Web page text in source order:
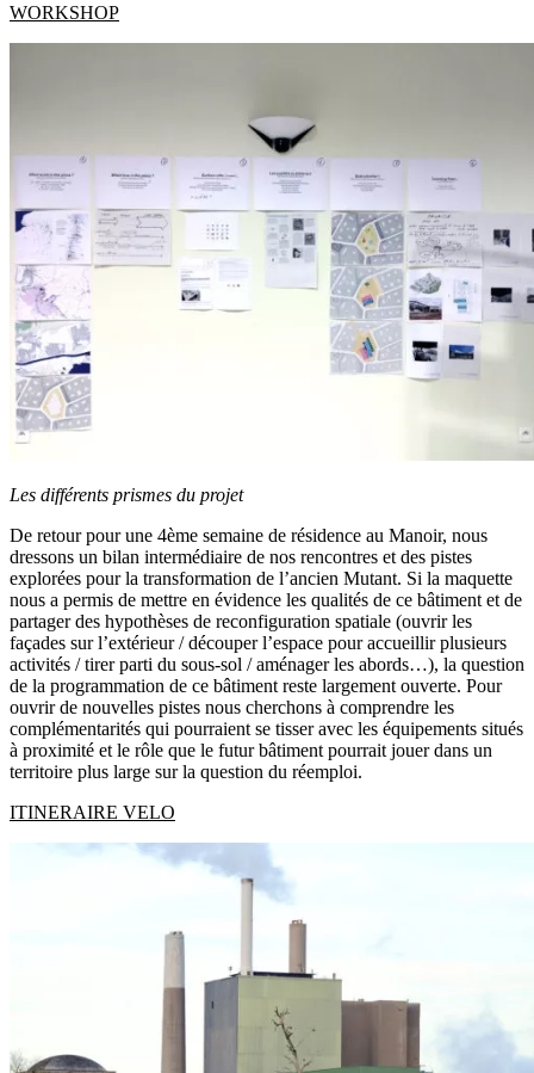
WORKSHOP
Les différents prismes du projet
De retour pour une 4ème semaine de résidence au Manoir, nous
dressons un bilan intermédiaire de nos rencontres et des pistes
explorées pour la transformation de l’ancien Mutant. Si la maquette
nous a permis de mettre en évidence les qualités de ce bâtiment et de
partager des hypothèses de reconfiguration spatiale (ouvrir les
façades sur l’extérieur / découper l’espace pour accueillir plusieurs
activités / tirer parti du sous-sol / aménager les abords…), la question
de la programmation de ce bâtiment reste largement ouverte. Pour
ouvrir de nouvelles pistes nous cherchons à comprendre les
complémentarités qui pourraient se tisser avec les équipements situés
à proximité et le rôle que le futur bâtiment pourrait jouer dans un
territoire plus large sur la question du réemploi.
ITINERAIRE VELO